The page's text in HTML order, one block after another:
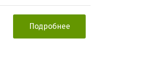
Подробнее